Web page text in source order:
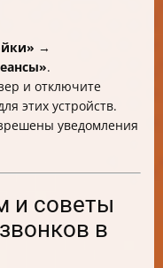
→
.
и отключите
этих устройств.
уведомления
и советы
в